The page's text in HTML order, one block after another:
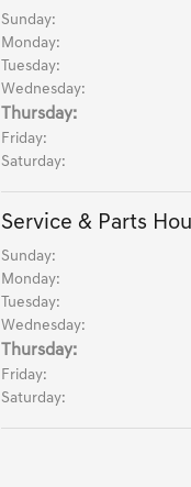
Sunday:
Monday:
Tuesday:
Wednesday:
Thursday:
Friday:
Saturday:
Service & Parts
Sunday:
Monday:
Tuesday:
Wednesday:
Thursday:
Friday:
Saturday: